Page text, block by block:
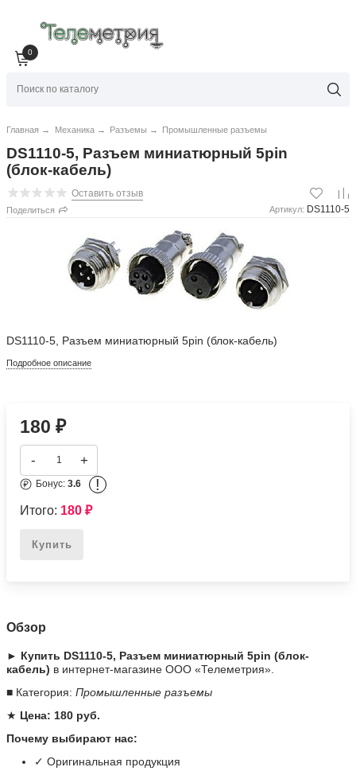
0
Главная → Механика → Разъемы → Промышленные разъемы
DS1110-5, Разъем миниатюрный 5pin
(блок-кабель)
Оставить отзыв
Поделиться Артикул: DS1110-5
DS1110-5, Разъем миниатюрный 5pin (блок-кабель)
Подробное описание
180₽
- +
Бонус:3.6 !
Итого: 180₽
Купить
Обзор
► Купить DS1110-5, Разъем миниатюрный 5pin (блок-
кабель) в интернет-магазине ООО «Телеметрия».
■ Категория:Промышленные разъемы
★ Цена: 180 руб.
Почему выбирают нас:
✓ Оригинальная продукция